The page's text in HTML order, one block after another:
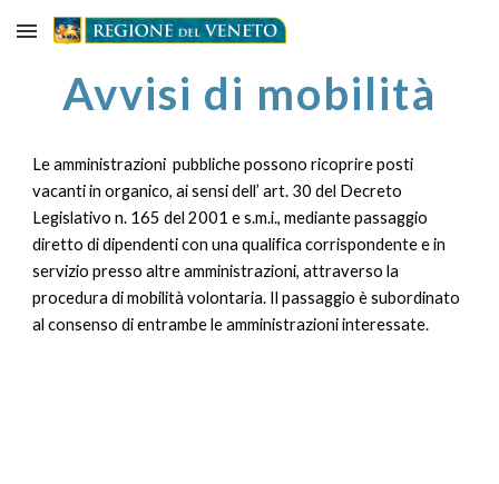
Skip to main content
Avvisi di mobilità
Le amministrazioni pubbliche possono ricoprire posti
vacanti in organico, ai sensi dell’ art. 30 del Decreto
Legislativo n. 165 del 2001 e s.m.i., mediante passaggio
diretto di dipendenti con una qualifica corrispondente e in
servizio presso altre amministrazioni, attraverso la
procedura di mobilità volontaria. Il passaggio è subordinato
al consenso di entrambe le amministrazioni interessate.